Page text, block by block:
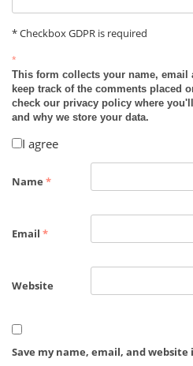
* Checkbox GDPR is required
*
This form collects your name, email
keep track of the comments placed
check our privacy policy where
and why we store your data.
I agree
Name *
Email *
Website
Save my name, email, and